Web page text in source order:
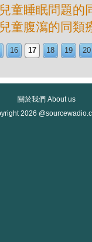
童睡眠問題的
童腹瀉的同類
16 17 18 19 20
關於我們 About us
2026